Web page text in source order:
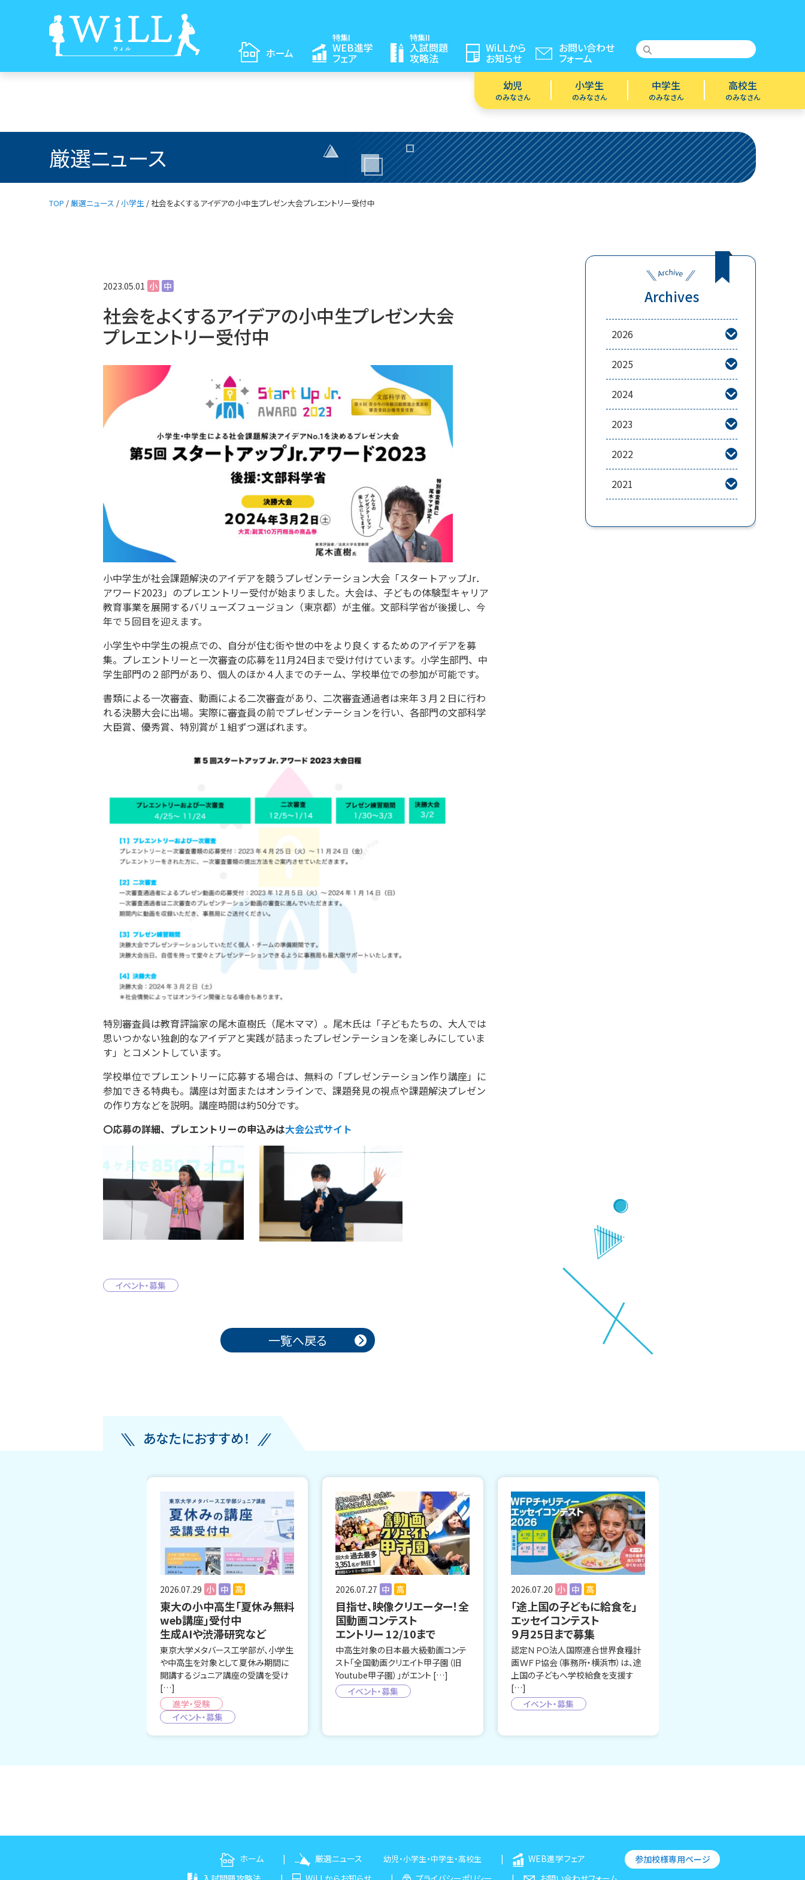
ホーム
幼児
のみなさん
小学生
のみなさん
中学生
のみなさん
高校生
のみなさん
特集I
WEB進学
フェア
特集II
入試問題
攻略法
WiLLから
お知らせ
お問い合わせ
フォーム
厳選ニュース
TOP / 厳選ニュース /小学生 /社会をよくするアイデアの小中生プレゼン大会プレエントリー受付中
Archives
2026 
2025 
2024 
2023 
2022 
2021 
2023.05.01 小 中
社会をよくするアイデアの小中生プレゼン大会
プレエントリー受付中
小中学生が社会課題解決のアイデアを競うプレゼンテーション大会「スタートアップJr．
アワード2023」のプレエントリー受付が始まりました。大会は、子どもの体験型キャリア
教育事業を展開するバリューズフュージョン（東京都）が主催。文部科学省が後援し、今
年で５回目を迎えます。
小学生や中学生の視点での、自分が住む街や世の中をより良くするためのアイデアを募
集。プレエントリーと一次審査の応募を11月24日まで受け付けています。小学生部門、中
学生部門の２部門があり、個人のほか４人までのチーム、学校単位での参加が可能です。
書類による一次審査、動画による二次審査があり、二次審査通過者は来年３月２日に行わ
れる決勝大会に出場。実際に審査員の前でプレゼンテーションを行い、各部門の文部科学
大臣賞、優秀賞、特別賞が１組ずつ選ばれます。
特別審査員は教育評論家の尾木直樹氏（尾木ママ）。尾木氏は「子どもたちの、大人では
思いつかない独創的なアイデアと実践が詰まったプレゼンテーションを楽しみにしていま
す」とコメントしています。
学校単位でプレエントリーに応募する場合は、無料の「プレゼンテーション作り講座」に
参加できる特典も。講座は対面またはオンラインで、課題発見の視点や課題解決プレゼン
の作り方などを説明。講座時間は約50分です。
〇応募の詳細、プレエントリーの申込みは大会公式サイト
イベント・募集
一覧へ戻る
あなたにおすすめ！
2026.07.29 小 中 高
東大の小中高生「夏休み無料
web講座」受付中
生成AIや渋滞研究など
東京大学メタバース工学部が、小学生
や中高生を対象として夏休み期間に
開講するジュニア講座の受講を受け
[…]
進学・受験
イベント・募集
2026.07.27 中 高
目指せ、映像クリエーター！全
国動画コンテスト
エントリー 12/10まで
中高生対象の日本最大級動画コンテ
スト「全国動画クリエイト甲子園（旧
Youtube甲子園）」がエント […]
イベント・募集
2026.07.20 小 中 高
「途上国の子どもに給食を」
エッセイコンテスト
９月25日まで募集
認定ＮＰＯ法人国際連合世界食糧計
画ＷＦＰ協会（事務所・横浜市）は、途
上国の子どもへ学校給食を支援す
[…]
イベント・募集
ホーム 厳選ニュース 幼児・小学生・中学生・高校生
WEB進学フェア
参加校様専用ページ